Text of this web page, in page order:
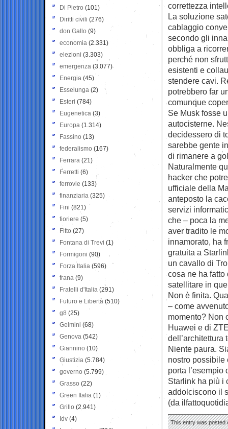
correttezza
La soluzione
cablaggio
secondo gli
obbliga a
perché non
esistenti e
stendere cavi.
potrebbero far
comunque
Se Musk fosse
autocisterne.
decidessero di
sarebbe gente
di rimanere a
Naturalmente
hacker che
ufficiale della
anteposto la
servizi
che – poca la
aver tradito le
innamorato, ha
gratuita a
un cavallo di
cosa ne ha
satellitare in
Non è finita.
– come
momento? Non
Huawei e di
dell’architettura
Niente paura.
nostro possibile
porta
Starlink ha più i
addolciscono il
(da
This entry was posted
Di Pietro (101)
Diritti civili (276)
don Gallo (9)
economia (2.331)
elezioni (3.303)
emergenza (3.077)
Energia (45)
Esselunga (2)
Esteri (784)
Eugenetica (3)
Europa (1.314)
Fassino (13)
federalismo (167)
Ferrara (21)
Ferretti (6)
ferrovie (133)
finanziaria (325)
Fini (821)
fioriere (5)
Fitto (27)
Fontana di Trevi (1)
Formigoni (90)
Forza Italia (596)
frana (9)
Fratelli d'Italia (291)
Futuro e Libertà (510)
g8 (25)
Gelmini (68)
Genova (542)
Giannino (10)
Giustizia (5.784)
governo (5.799)
Grasso (22)
Green Italia (1)
Grillo (2.941)
Idv (4)